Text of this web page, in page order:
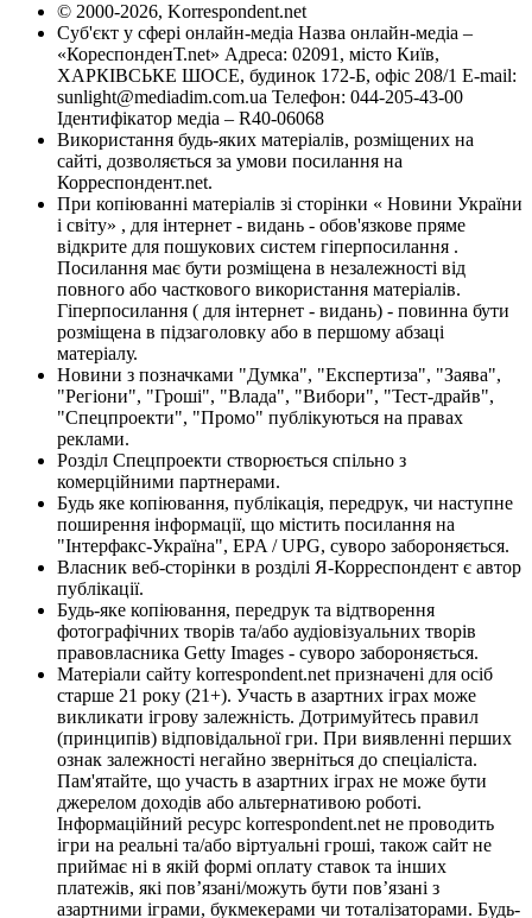
© 2000-2026, Korrespondent.net
Суб'єкт у сфері онлайн-медіа Назва онлайн-медіа –
«КореспонденТ.net» Адреса: 02091, місто Київ,
ХАРКІВСЬКЕ ШОСЕ, будинок 172-Б, офіс 208/1 E-mail:
sunlight@mediadim.com.ua Телефон: 044-205-43-00
Ідентифікатор медіа – R40-06068
Використання будь-яких матеріалів, розміщених на
сайті, дозволяється за умови посилання на
Корреспондент.net.
При копіюванні матеріалів зі сторінки « Новини України
і світу» , для інтернет - видань - обов'язкове пряме
відкрите для пошукових систем гіперпосилання .
Посилання має бути розміщена в незалежності від
повного або часткового використання матеріалів.
Гіперпосилання ( для інтернет - видань) - повинна бути
розміщена в підзаголовку або в першому абзаці
матеріалу.
Новини з позначками "Думка", "Експертиза", "Заява",
"Регіони", "Гроші", "Влада", "Вибори", "Тест-драйв",
"Спецпроекти", "Промо" публікуються на правах
реклами.
Розділ Спецпроекти створюється спільно з
комерційними партнерами.
Будь яке копіювання, публікація, передрук, чи наступне
поширення інформації, що містить посилання на
"Інтерфакс-Україна", EPA / UPG, суворо забороняється.
Власник веб-сторінки в розділі Я-Корреспондент є автор
публікації.
Будь-яке копіювання, передрук та відтворення
фотографічних творів та/або аудіовізуальних творів
правовласника Getty Images - суворо забороняється.
Матеріали сайту korrespondent.net призначені для осіб
старше 21 року (21+). Участь в азартних іграх може
викликати ігрову залежність. Дотримуйтесь правил
(принципів) відповідальної гри. При виявленні перших
ознак залежності негайно зверніться до спеціаліста.
Пам'ятайте, що участь в азартних іграх не може бути
джерелом доходів або альтернативою роботі.
Інформаційний ресурс korrespondent.net не проводить
ігри на реальні та/або віртуальні гроші, також сайт не
приймає ні в якій формі оплату ставок та інших
платежів, які пов’язані/можуть бути пов’язані з
азартними іграми, букмекерами чи тоталізаторами. Будь-